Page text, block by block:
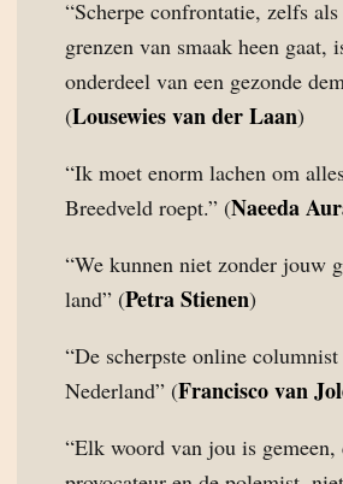
“Scherpe confrontatie, zelfs
grenzen van smaak heen gaat,
onderdeel van een gezonde
(Lousewies van der Laan)
“Ik moet enorm lachen om
Breedveld roept.” (Naeeda
“We kunnen niet zonder jouw
land” (Petra Stienen)
“De scherpste online columnist
Nederland” (Francisco van
“Elk woord van jou is